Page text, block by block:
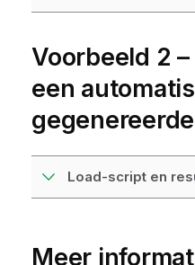
Voorbeeld 2
een
Load-script en
Meer